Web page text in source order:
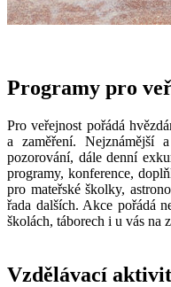
Programy pro
Pro veřejnost pořádá
a zaměření. Nejznámější
pozorování, dále denní
programy, konference,
pro mateřské školky,
řada dalších. Akce pořádá
školách, táborech i u vás na
Vzdělávací